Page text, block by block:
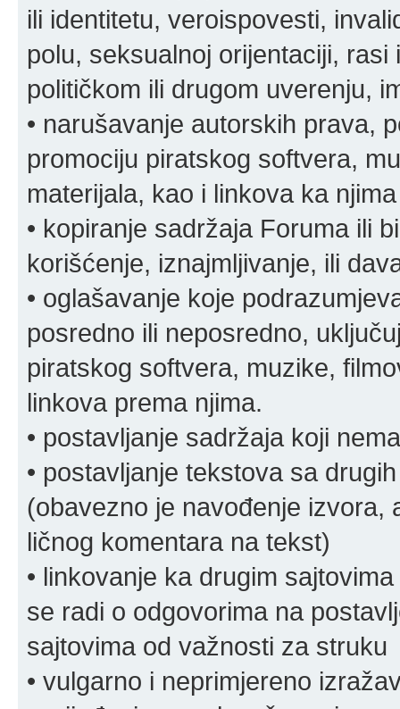
ili identitetu, veroispovesti,
polu, seksualnoj orijentaciji,
političkom ili drugom uverenju,
• narušavanje autorskih prava,
promociju piratskog softvera,
materijala, kao i linkova ka njima
• kopiranje sadržaja Foruma ili
korišćenje, iznajmljivanje, ili
• oglašavanje koje
posredno ili neposredno,
piratskog softvera, muzike,
linkova prema njima.
• postavljanje sadržaja koji
• postavljanje tekstova sa
(obavezno je navođenje izvora,
ličnog komentara na tekst)
• linkovanje ka drugim
se radi o odgovorima na
sajtovima od važnosti za struku
• vulgarno i neprimjereno